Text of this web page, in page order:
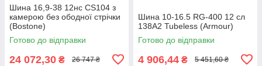
Шина 16,9-38 12нс CS104 з
камерою без ободної стрічки
(Bostone)
Готово до відправки
24 072,30 ₴ 26 747 ₴
Шина 10-16.5 RG-400 12 сл
138A2 Tubeless (Armour)
Готово до відправки
4 906,44 ₴ 5 451,60 ₴